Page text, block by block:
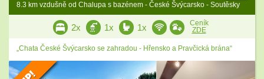
8.3 km vzdušně od Chalupa s bazénem - České Švýcarsko - Soutěsky
2x 1x 1x
Ceník
ZDE
„Chata České Švýcarsko se zahradou - Hřensko a Pravčická brána“